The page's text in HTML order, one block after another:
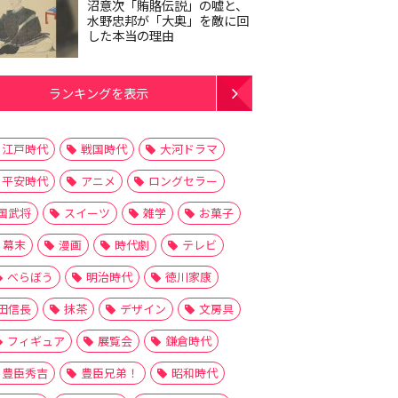
沼意次「賄賂伝説」の嘘と、
水野忠邦が「大奥」を敵に回
した本当の理由
ランキングを表示
江戸時代 戦国時代
大河ドラマ
平安時代
アニメ
ロングセラー
武将
スイーツ 雑学
お菓子
幕末
漫画 時代劇
テレビ
べらぼう
明治時代
徳川家康
信長
抹茶 デザイン
文房具
フィギュア
展覧会
鎌倉時代
豊臣秀吉
豊臣兄弟！
昭和時代